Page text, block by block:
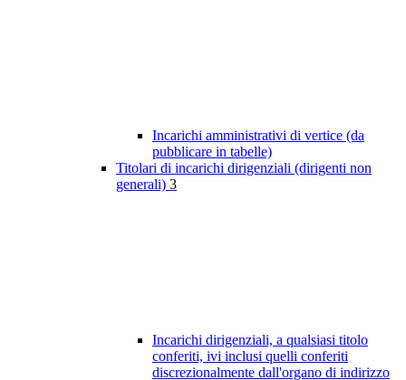
Incarichi amministrativi di vertice (da
pubblicare in tabelle)
Titolari di incarichi dirigenziali (dirigenti non
generali) 3
Incarichi dirigenziali, a qualsiasi titolo
conferiti, ivi inclusi quelli conferiti
discrezionalmente dall'organo di indirizzo